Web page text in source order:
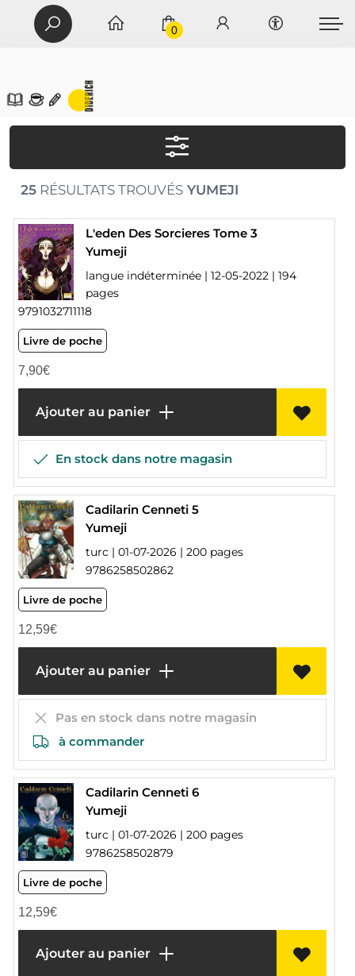
0
25RÉSULTATS TROUVÉSYUMEJI
L'eden Des Sorcieres Tome 3
Yumeji
langue indéterminée | 12-05-2022 | 194
pages
9791032711118
Livre de poche
7,90€
Ajouter au panier
En stock dans notre magasin
Cadilarin Cenneti 5
Yumeji
turc | 01-07-2026 | 200 pages
9786258502862
Livre de poche
12,59€
Ajouter au panier
Pas en stock dans notre magasin
à commander
Cadilarin Cenneti 6
Yumeji
turc | 01-07-2026 | 200 pages
9786258502879
Livre de poche
12,59€
Ajouter au panier